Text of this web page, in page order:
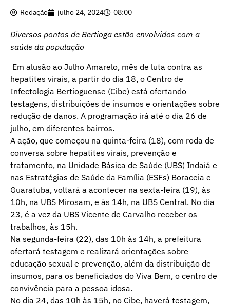
Redação julho 24, 2024 08:00
Diversos pontos de Bertioga estão envolvidos com a
saúde da população
Em alusão ao Julho Amarelo, mês de luta contra as
hepatites virais, a partir do dia 18, o Centro de
Infectologia Bertioguense (Cibe) está ofertando
testagens, distribuições de insumos e orientações sobre
redução de danos. A programação irá até o dia 26 de
julho, em diferentes bairros.
A ação, que começou na quinta-feira (18), com roda de
conversa sobre hepatites virais, prevenção e
tratamento, na Unidade Básica de Saúde (UBS) Indaiá e
nas Estratégias de Saúde da Família (ESFs) Boraceia e
Guaratuba, voltará a acontecer na sexta-feira (19), às
10h, na UBS Mirosam, e às 14h, na UBS Central. No dia
23, é a vez da UBS Vicente de Carvalho receber os
trabalhos, às 15h.
Na segunda-feira (22), das 10h às 14h, a prefeitura
ofertará testagem e realizará orientações sobre
educação sexual e prevenção, além da distribuição de
insumos, para os beneficiados do Viva Bem, o centro de
convivência para a pessoa idosa.
No dia 24, das 10h às 15h, no Cibe, haverá testagem,